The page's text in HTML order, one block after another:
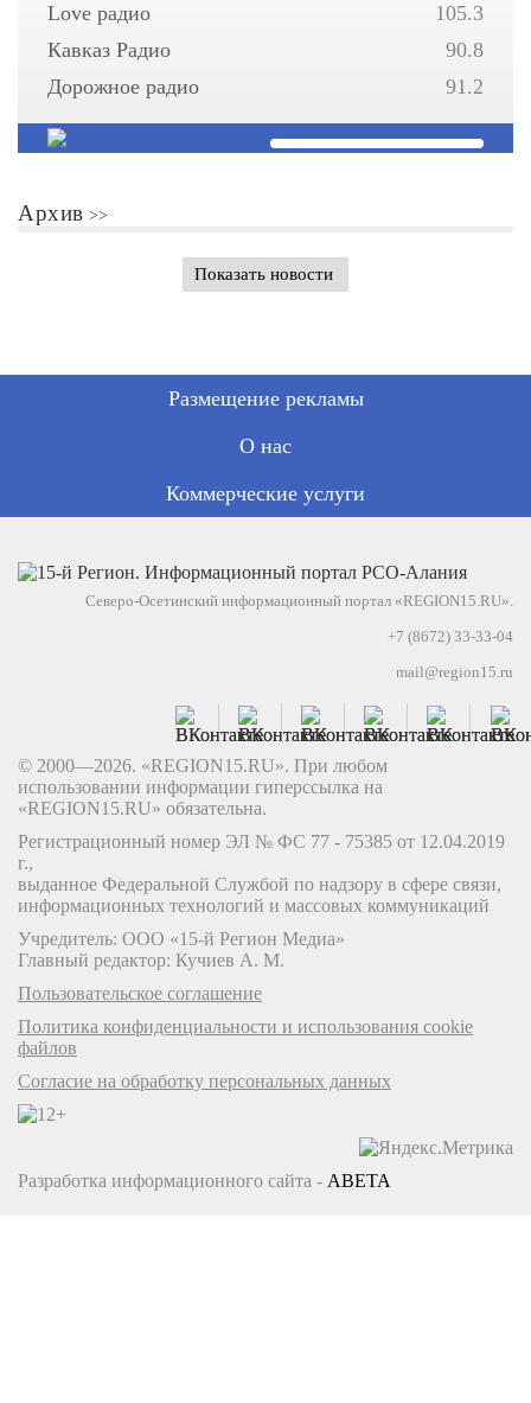
Love радио
105.3
Кавказ Радио
90.8
Дорожное радио
91.2
Архив
Показать новости
Размещение рекламы
О нас
Коммерческие услуги
Северо-Осетинский информационный портал «REGION15.RU».
+7 (8672) 33-33-04
mail@region15.ru
© 2000—2026. «REGION15.RU». При любом
использовании информации гиперссылка на
«REGION15.RU» обязательна.
Регистрационный номер ЭЛ № ФС 77 - 75385 от 12.04.2019
г.,
выданное Федеральной Службой по надзору в сфере связи,
информационных технологий и массовых коммуникаций
Учредитель: ООО «15-й Регион Медиа»
Главный редактор: Кучиев А. М.
Пользовательское соглашение
Политика конфиденциальности и использования cookie
файлов
Согласие на обработку персональных данных
Разработка информационного сайта - ABETA